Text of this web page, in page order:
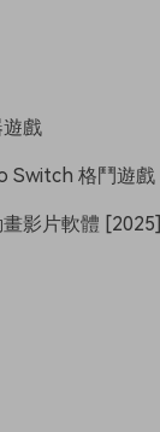
戲
Switch 格鬥遊戲
影片軟體 [2025]